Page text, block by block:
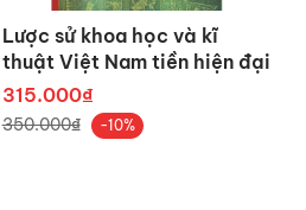
Lược sử khoa học và kĩ
thuật Việt Nam tiền hiện đại
315.000₫
350.000₫ -10%